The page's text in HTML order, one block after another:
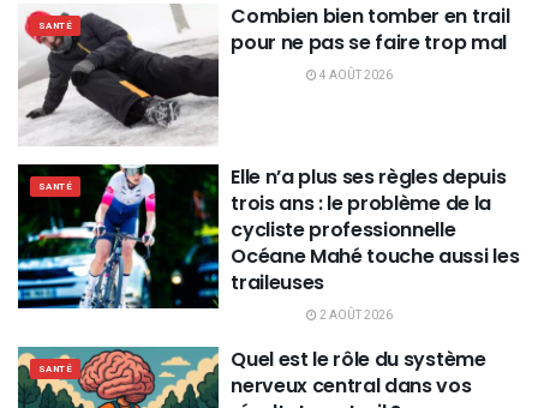
SANTÉ
Combien bien tomber en trail
pour ne pas se faire trop mal
4 AOÛT 2026
SANTÉ
Elle n’a plus ses règles depuis
trois ans : le problème de la
cycliste professionnelle
Océane Mahé touche aussi les
traileuses
2 AOÛT 2026
SANTÉ
Quel est le rôle du système
nerveux central dans vos